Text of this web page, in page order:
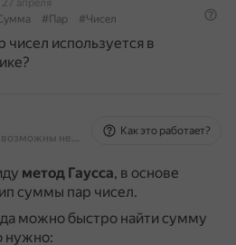
27 апреля
#Пар #Чисел
используется в
На основе источников, возможны неточности
Как это работает?
метод Гаусса, в основе
суммы пар чисел.
можно быстро найти сумму
нужно: